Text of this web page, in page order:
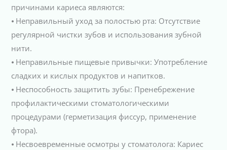
причинами кариеса являются:
⦁ Неправильный уход за полостью рта: Отсутствие
регулярной чистки зубов и использования зубной
нити.
⦁ Неправильные пищевые привычки: Употребление
сладких и кислых продуктов и напитков.
⦁ Неспособность защитить зубы: Пренебрежение
профилактическими стоматологическими
процедурами (герметизация фиссур, применение
фтора).
⦁ Несвоевременные осмотры у стоматолога: Кариес